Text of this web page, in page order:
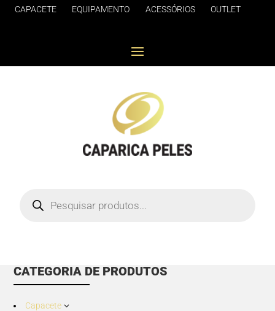
CAPACETE EQUIPAMENTO ACESSÓRIOS OUTLET
search
CATEGORIA DE PRODUTOS
Capacete 3